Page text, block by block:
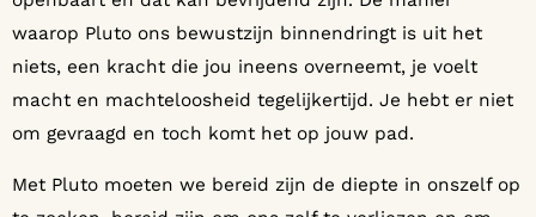
waarop Pluto ons bewustzijn binnendringt is uit het
niets, een kracht die jou ineens overneemt, je voelt
macht en machteloosheid tegelijkertijd. Je hebt er niet
om gevraagd en toch komt het op jouw pad.
Met Pluto moeten we bereid zijn de diepte in onszelf op